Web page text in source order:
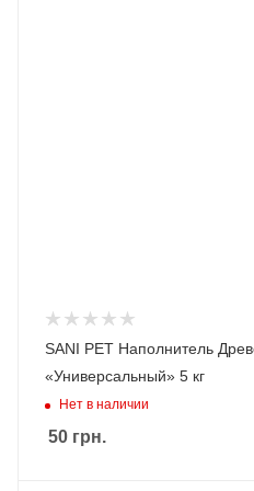
SANI PET Наполнитель
«Универсальный» 5 кг
Нет в наличии
50 грн.